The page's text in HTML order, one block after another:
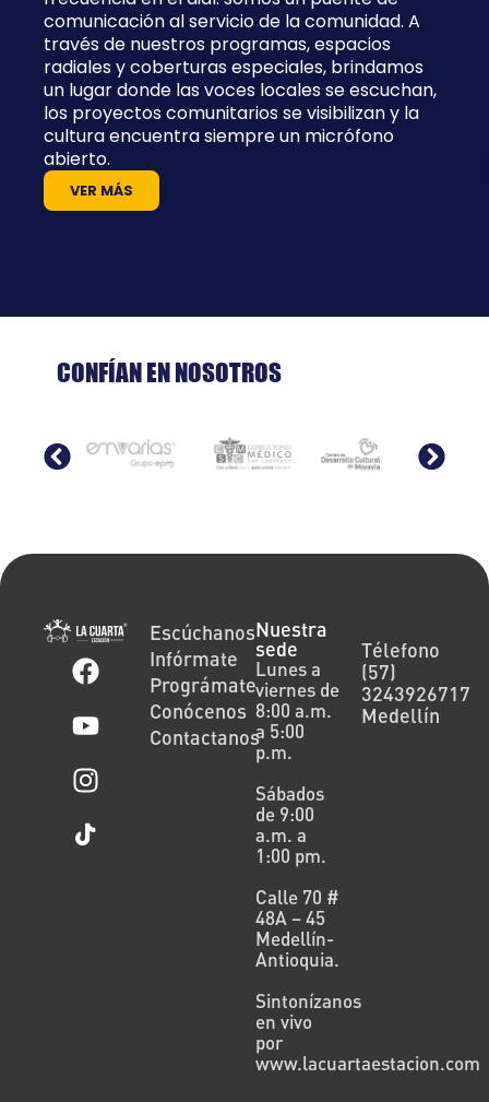
comunicación al servicio de la comunidad. A
través de nuestros programas, espacios
radiales y coberturas especiales, brindamos
un lugar donde las voces locales se escuchan,
los proyectos comunitarios se visibilizan y la
cultura encuentra siempre un micrófono
abierto.
VER MÁS
CONFÍAN EN NOSOTROS
Escúchanos
Infórmate
Prográmate
Conócenos
Contactanos
Nuestra
sede
Lunes a
viernes de
8:00 a.m.
a 5:00
p.m.
Sábados
de 9:00
a.m. a
1:00 pm.
Calle 70 #
48A – 45
Medellín-
Antioquia.
Sintonízanos
en vivo
por
www.lacuartaestacion.com
Télefono
(57)
3243926717
Medellín